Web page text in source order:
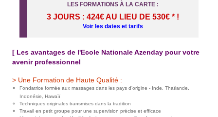
LES FORMATIONS À LA CARTE :
3 JOURS : 424€ AU LIEU DE 530€ * !
Voir les dates et tarifs
[ Les avantages de l'Ecole Nationale Azenday pour votre
avenir professionnel
> Une Formation de Haute Qualité :
Fondatrice formée aux massages dans les pays d'origine - Inde, Thaïlande,
Indonésie, Hawaïï
Techniques originales transmises dans la tradition
Travail en petit groupe pour une supervision précise et efficace